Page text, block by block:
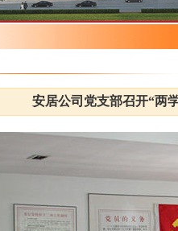
安居公司党支部召开“两